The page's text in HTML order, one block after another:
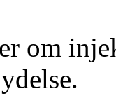
om